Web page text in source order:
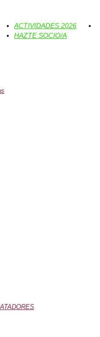
ACTIVIDADES 2026
HAZTE SOCIO/A